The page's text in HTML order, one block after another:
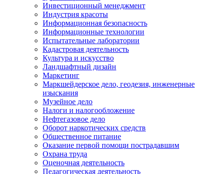
Инвестиционный менеджмент
Индустрия красоты
Информационная безопасность
Информационные технологии
Испытательные лаборатории
Кадастровая деятельность
Культура и искусство
Ландшафтный дизайн
Маркетинг
Маркшейдерское дело, геодезия, инженерные
изыскания
Музейное дело
Налоги и налогообложение
Нефтегазовое дело
Оборот наркотических средств
Общественное питание
Оказание первой помощи пострадавшим
Охрана труда
Оценочная деятельность
Педагогическая деятельность